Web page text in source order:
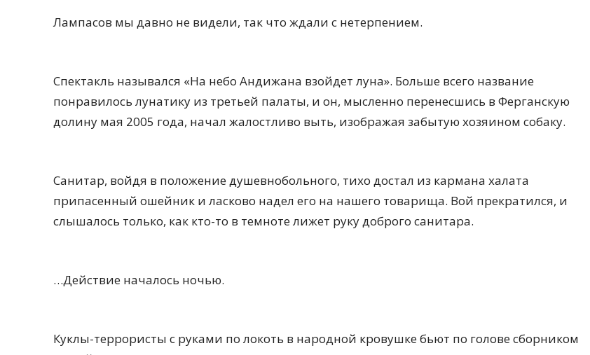
Лампасов мы давно не видели, так что ждали с нетерпением.
Спектакль назывался «На небо Андижана взойдет луна». Больше всего название
понравилось лунатику из третьей палаты, и он, мысленно перенесшись в Ферганскую
долину мая 2005 года, начал жалостливо выть, изображая забытую хозяином собаку.
Санитар, войдя в положение душевнобольного, тихо достал из кармана халата
припасенный ошейник и ласково надел его на нашего товарища. Вой прекратился, и
слышалось только, как кто-то в темноте лижет руку доброго санитара.
…Действие началось ночью.
Куклы-террористы с руками по локоть в народной кровушке бьют по голове сборником